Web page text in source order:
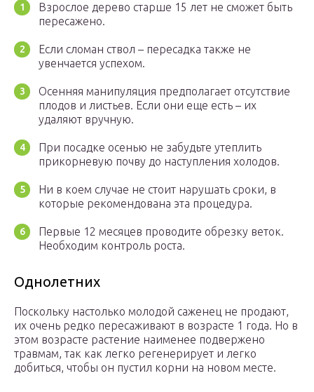
Взрослое дерево старше 15 лет не сможет быть
пересажено.
Если сломан ствол – пересадка также не
увенчается успехом.
Осенняя манипуляция предполагает отсутствие
плодов и листьев. Если они еще есть – их
удаляют вручную.
При посадке осенью не забудьте утеплить
прикорневую почву до наступления холодов.
Ни в коем случае не стоит нарушать сроки, в
которые рекомендована эта процедура.
Первые 12 месяцев проводите обрезку веток.
Необходим контроль роста.
Однолетних
Поскольку настолько молодой саженец не продают,
их очень редко пересаживают в возрасте 1 года. Но в
этом возрасте растение наименее подвержено
травмам, так как легко регенерирует и легко
добиться, чтобы он пустил корни на новом месте.